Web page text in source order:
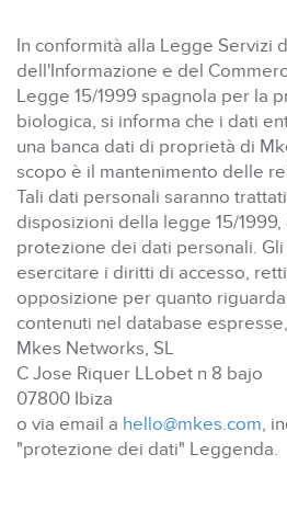
In conformità alla Legge Servizi
dell'Informazione e del
Legge 15/1999 spagnola per la
biologica, si informa che i dati
una banca dati di proprietà di
scopo è il mantenimento delle
Tali dati personali saranno
disposizioni della legge 15/1999,
protezione dei dati personali.
esercitare i diritti di accesso,
opposizione per quanto
contenuti nel database
Mkes Networks, SL
C Jose Riquer LLobet n 8 bajo
07800 Ibiza
o via email a hello@mkes.com,
"protezione dei dati" Leggenda.